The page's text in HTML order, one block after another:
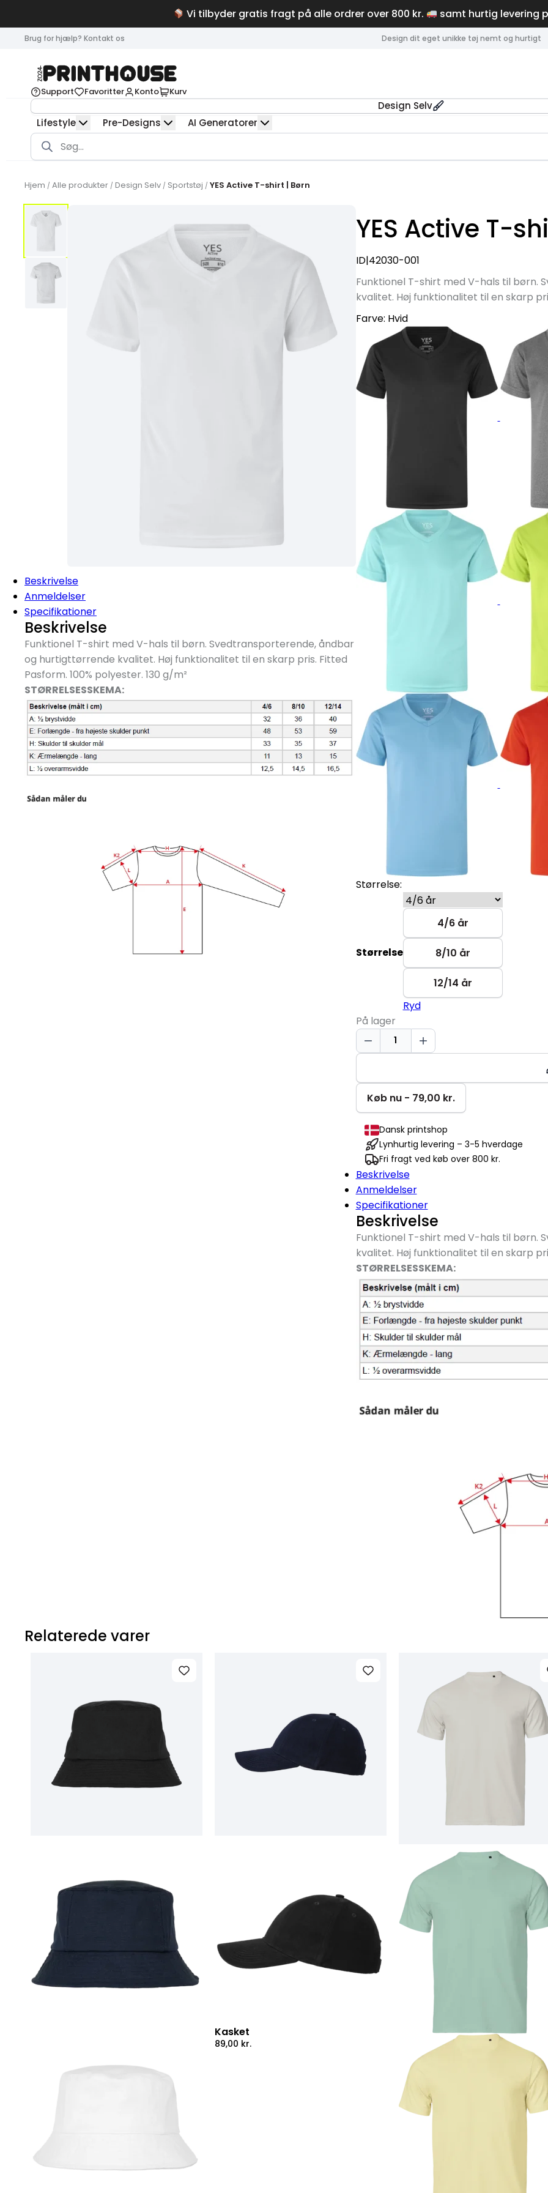
Vi tilbyder gratis fragt på alle ordrer over 800 kr. samt hurtig levering
Brug for hjælp? Kontakt os Design dit eget unikke tøj nemt og hurtigt
Support Favoritter Konto Kurv
Design Selv
Lifestyle
Pre-Designs AI Generatorer
Products
search
Hjem / Alle produkter / Design Selv / Sportstøj / YES Active T-shirt | Børn
Beskrivelse
Anmeldelser
Specifikationer
Beskrivelse
Funktionel T-shirt med V-hals til børn. Svedtransporterende, åndbar
og hurtigttørrende kvalitet. Høj funktionalitet til en skarp pris. Fitted
Pasform. 100% polyester. 130 g/m²
STØRRELSESSKEMA:
YES Active T-
ID|42030-001
Funktionel T-shirt med V-hals til børn.
kvalitet. Høj funktionalitet til en skarp
Farve: Hvid
Størrelse:
Størrelse
4/6 år
8/10 år
12/14 år
Ryd
På lager
YES
Active
shirt
Børn
antal
Køb nu - 79,00 kr.
Dansk printshop
Lynhurtig levering – 3-5 hverdage
Fri fragt ved køb over 800 kr.
Beskrivelse
Anmeldelser
Specifikationer
Beskrivelse
Funktionel T-shirt med V-hals til børn.
kvalitet. Høj funktionalitet til en skarp
STØRRELSESSKEMA:
Relaterede varer
Kasket
89,00 kr.